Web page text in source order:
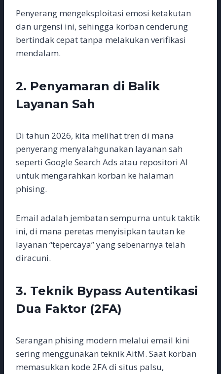
Penyerang mengeksploitasi emosi ketakutan
dan urgensi ini, sehingga korban cenderung
bertindak cepat tanpa melakukan verifikasi
mendalam.
2. Penyamaran di Balik
Layanan Sah
Di tahun 2026, kita melihat tren di mana
penyerang menyalahgunakan layanan sah
seperti Google Search Ads atau repositori AI
untuk mengarahkan korban ke halaman
phising.
Email adalah jembatan sempurna untuk taktik
ini, di mana peretas menyisipkan tautan ke
layanan “tepercaya” yang sebenarnya telah
diracuni.
3. Teknik Bypass Autentikasi
Dua Faktor (2FA)
Serangan phising modern melalui email kini
sering menggunakan teknik AitM. Saat korban
memasukkan kode 2FA di situs palsu,